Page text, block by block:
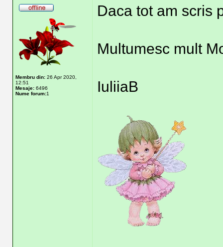
Membru din: 26 Apr 2020,
12:51
Mesaje: 6496
Nume forum:1
Daca tot am scris
Multumesc mult
IuliiaB